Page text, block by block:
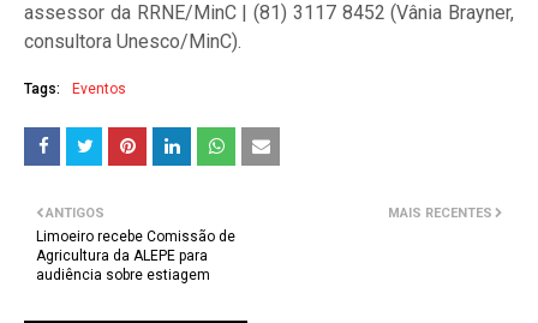
assessor da RRNE/MinC | (81) 3117 8452 (Vânia Brayner,
consultora Unesco/MinC).
Tags: Eventos
MAIS RECENTES
ANTIGOS
Limoeiro recebe Comissão de
Agricultura da ALEPE para
audiência sobre estiagem